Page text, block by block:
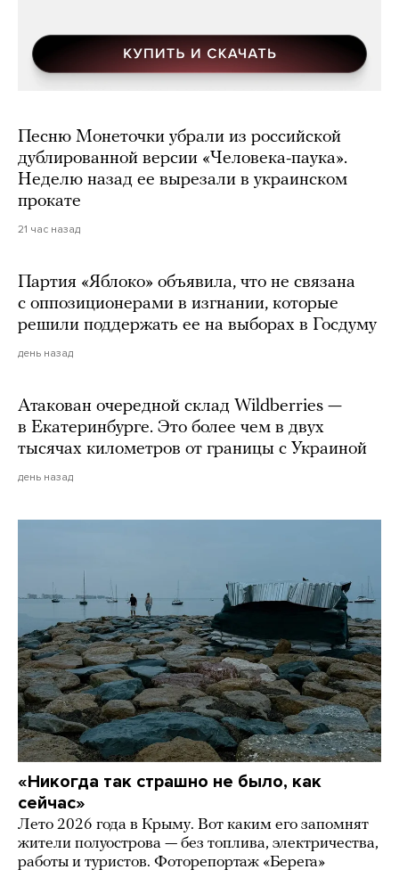
Песню Монеточки убрали из российской
дублированной версии «Человека-паука».
Неделю назад ее вырезали в украинском
прокате
21 час назад
Партия «Яблоко» объявила, что не связана
с оппозиционерами в изгнании, которые
решили поддержать ее на выборах в Госдуму
день назад
Атакован очередной склад Wildberries —
в Екатеринбурге. Это более чем в двух
тысячах километров от границы с Украиной
день назад
«Никогда так страшно не было, как
сейчас»
Лето 2026 года в Крыму. Вот каким его запомнят
жители полуострова — без топлива, электричества,
работы и туристов. Фоторепортаж «Берега»